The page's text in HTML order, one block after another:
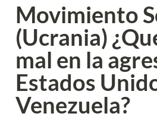
Movimiento
(Ucrania)
mal en la
Estados
Venezuela?